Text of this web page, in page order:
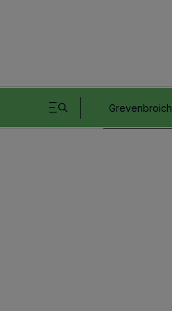
Grevenbroich